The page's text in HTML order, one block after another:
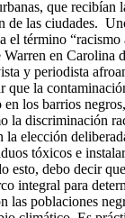
que recibían
de las ciudades.
el término
en Carolina
y periodista
que la
los barrios
la discriminación
la elección
tóxicos e
esto, debo decir
integral para
las poblaciones